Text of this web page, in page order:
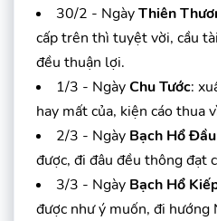
30/2 - NgàyThiên
cấp trên thì tuyệt vời, cầu
đều thuận lợi.
1/3 - NgàyChu Tước:
hay mất của, kiện cáo thua
2/3 - Ngày Bạch Hổ Đầu
được, đi đâu đều thông đạt
3/3 - Ngày Bạch Hổ
được như ý muốn, đi hướng